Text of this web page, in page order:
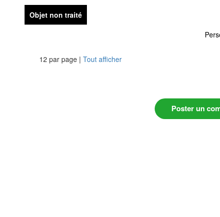
Objet non traité
12 par page | Tout afficher
Poster un